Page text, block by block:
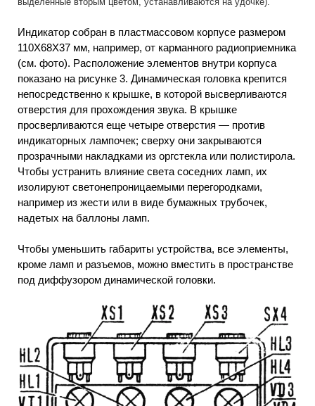
Индикатор собран в пластмассовом корпусе размером
110X68X37 мм, например, от карманного радиоприемника
(см. фото). Расположение элементов внутри корпуса
показано на рисунке 3. Динамическая головка крепится
непосредственно к крышке, в которой высверливаются
отверстия для прохождения звука. В крышке
просверливаются еще четыре отверстия — против
индикаторных лампочек; сверху они закрываются
прозрачными накладками из оргстекла или полистирола.
Чтобы устранить влияние света соседних ламп, их
изолируют светонепроницаемыми перегородками,
например из жести или в виде бумажных трубочек,
надетых на баллоны ламп.
Чтобы уменьшить габариты устройства, все элементы,
кроме ламп и разъемов, можно вместить в пространстве
под диффузором динамической головки.